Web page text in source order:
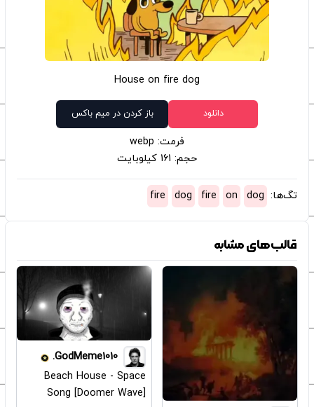
House on fire dog
دانلود باز کردن در میم باکس
فرمت: webp
حجم: 161 کیلوبایت
تگ‌ها: dog
on
fire
dog
fire
قالب‌های مشابه
GodMeme1010.
Beach House - Space
Song [Doomer Wave]